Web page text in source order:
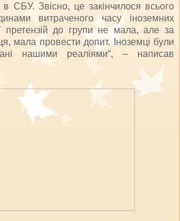
СБУ. Звісно, це закінчилося всього
витраченого часу іноземних
претензій до групи не мала, але за
мала провести допит. Іноземці були
нашими реаліями“, – написав